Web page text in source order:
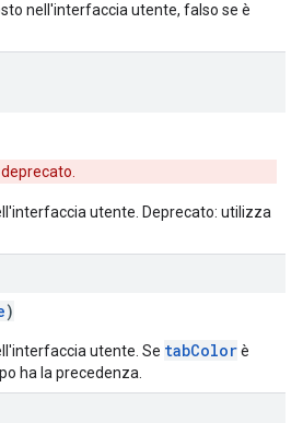
nell'interfaccia utente, falso se è
utente. Deprecato: utilizza
)
utente. Se tabColorè
ha la precedenza.